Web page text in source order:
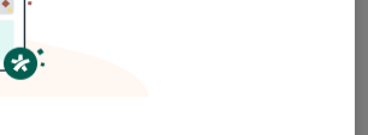
- vedoucí lékař zdravotnických
lékař zdravotnických zařízení
která poskytují komplexní